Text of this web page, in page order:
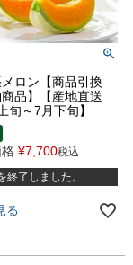
ロン【商品引換
品】【産地直送
旬～7月下旬】
¥7,700税込
終了しました。
る